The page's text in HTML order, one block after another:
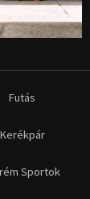
Futás
Kerékpár
Sportok